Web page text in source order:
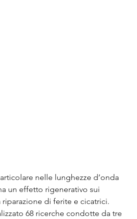
nelle lunghezze d’onda
un effetto rigenerativo sui
di ferite e cicatrici.
68 ricerche condotte da tre